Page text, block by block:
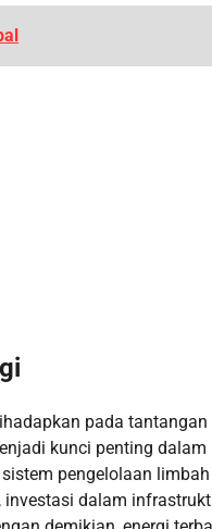
pada
kunci penting
pengelolaan
dalam